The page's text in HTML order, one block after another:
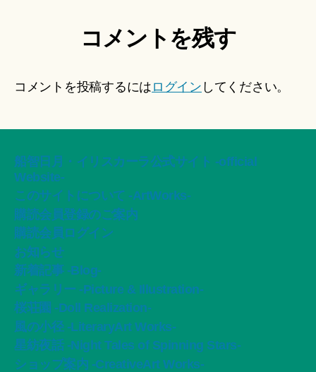
コメントを残す
コメントを投稿するには ログイン してください。
船智日月・イリスカーラ公式サイト -official
Website-
このサイトについて -ArtWorks-
購読会員登録のご案内
購読会員ログイン
お知らせ
新着記事 -Blog-
ギャラリー -Picture & Illustration-
桜荘園 -Doll Realization-
風の小径 -LiteraryArt Works-
星紡夜話 -Night Tales of Spinning Stars-
ショップ案内 -CreativeArt Works-